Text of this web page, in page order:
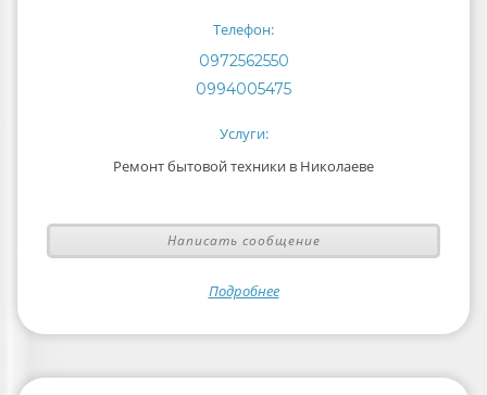
Телефон:
0972562550
0994005475
Услуги:
Ремонт бытовой техники в Николаеве
Написать сообщение
Подробнее